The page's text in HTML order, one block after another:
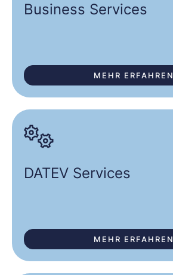
Business Services
MEHR ERFAHREN
DATEV Services
MEHR ERFAHREN